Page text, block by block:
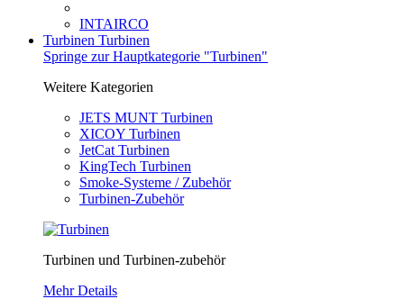
INTAIRCO
Turbinen Turbinen
Springe zur Hauptkategorie "Turbinen"
Weitere Kategorien
JETS MUNT Turbinen
XICOY Turbinen
JetCat Turbinen
KingTech Turbinen
Smoke-Systeme / Zubehör
Turbinen-Zubehör
Turbinen und Turbinen-zubehör
Mehr Details